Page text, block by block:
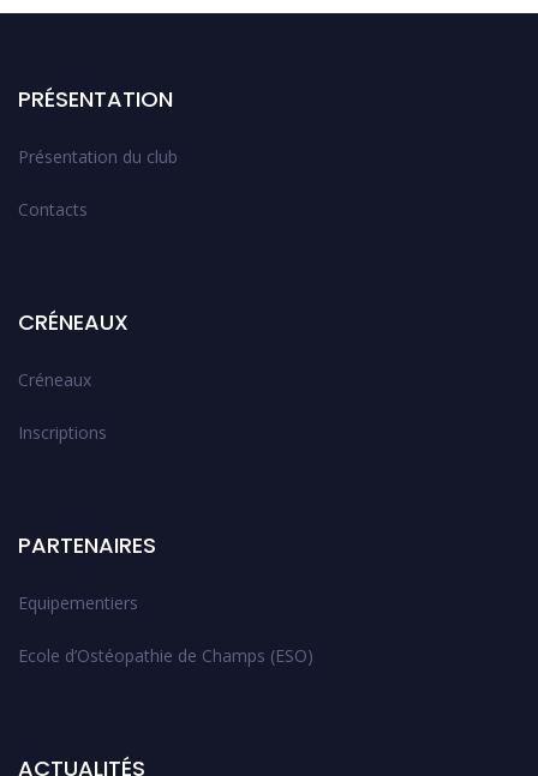
PRÉSENTATION
Présentation du club
Contacts
CRÉNEAUX
Créneaux
Inscriptions
PARTENAIRES
Equipementiers
Ecole d’Ostéopathie de Champs (ESO)
ACTUALITÉS